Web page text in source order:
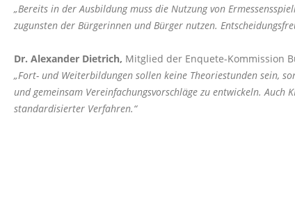
Bereits in der Ausbildung muss die Nutzung von
zugunsten der Bürgerinnen und Bürger nutzen.
Dr. Alexander Dietrich, Mitglied der Enquete-Kommission
Fort- und Weiterbildungen sollen keine Theoriestunden sein,
und gemeinsam Vereinfachungsvorschläge zu entwickeln.
standardisierter Verfahren.“